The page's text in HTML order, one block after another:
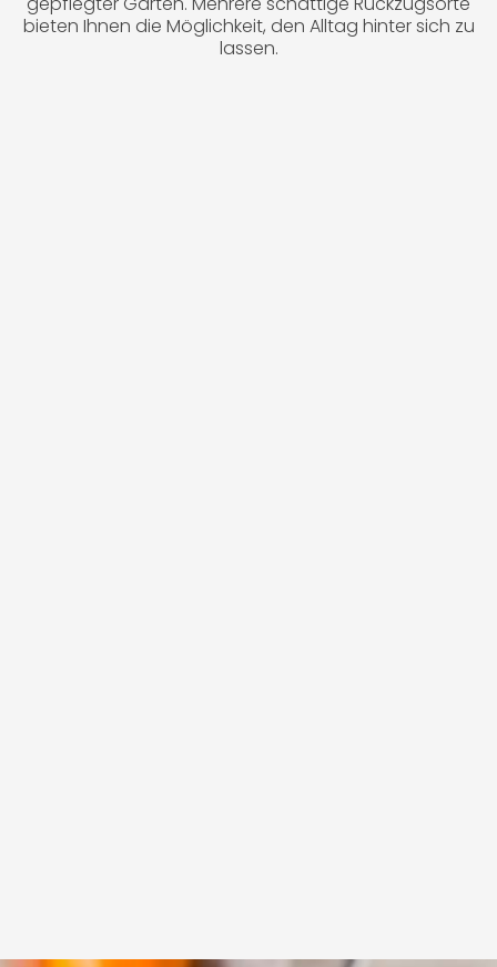
bieten Ihnen die Möglichkeit, den Alltag hinter sich zu
lassen.